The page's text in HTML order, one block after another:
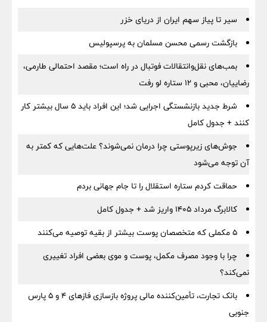
سیر تا پیاز سهم ایران از دریای خزر
بازگشت رسمی محسن مسلمان به پرسپولیس
بمب‌های نقل‌وانتقالات فوتبال در راه است؛ مقصد احتمالی طارمی،
رضاییان، محبی و ۱۲ ستاره لو رفت
شرط جدید بازنشستگی اجرایی شد؛ این افراد باید ۵ سال بیشتر کار
کنند + جدول کامل
جوش‌های زیرپوستی چرا درمان نمی‌شوند؟ علت‌هایی که کمتر به
آن توجه می‌شود
حماقت کردم ستاره استقلال را تا جام جهانی بردم
کالابرگ مرداد ۱۴۰۵ واریز شد + جدول کامل
۵ مکملی که متخصصان پوست بیشتر از بقیه توصیه می‌کنند
چرا با وجود مصرف مکمل، پوست و موی بعضی افراد تغییری
نمی‌کند؟
بانک تجارت، تأمین‌کننده مالی پروژه بازسازی فازهای ۴ و ۵ پارس
جنوبی